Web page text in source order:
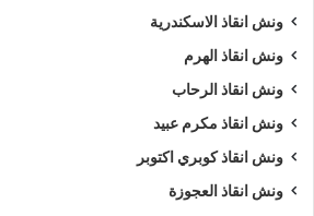
ونش انقاذ الاسكندرية
ونش انقاذ الهرم
ونش انقاذ الرحاب
ونش انقاذ مكرم عبيد
ونش انقاذ كوبري اكتوبر
ونش انقاذ العجوزة